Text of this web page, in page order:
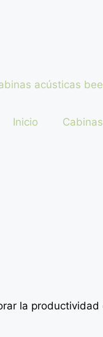
Inicio Cabinas
la